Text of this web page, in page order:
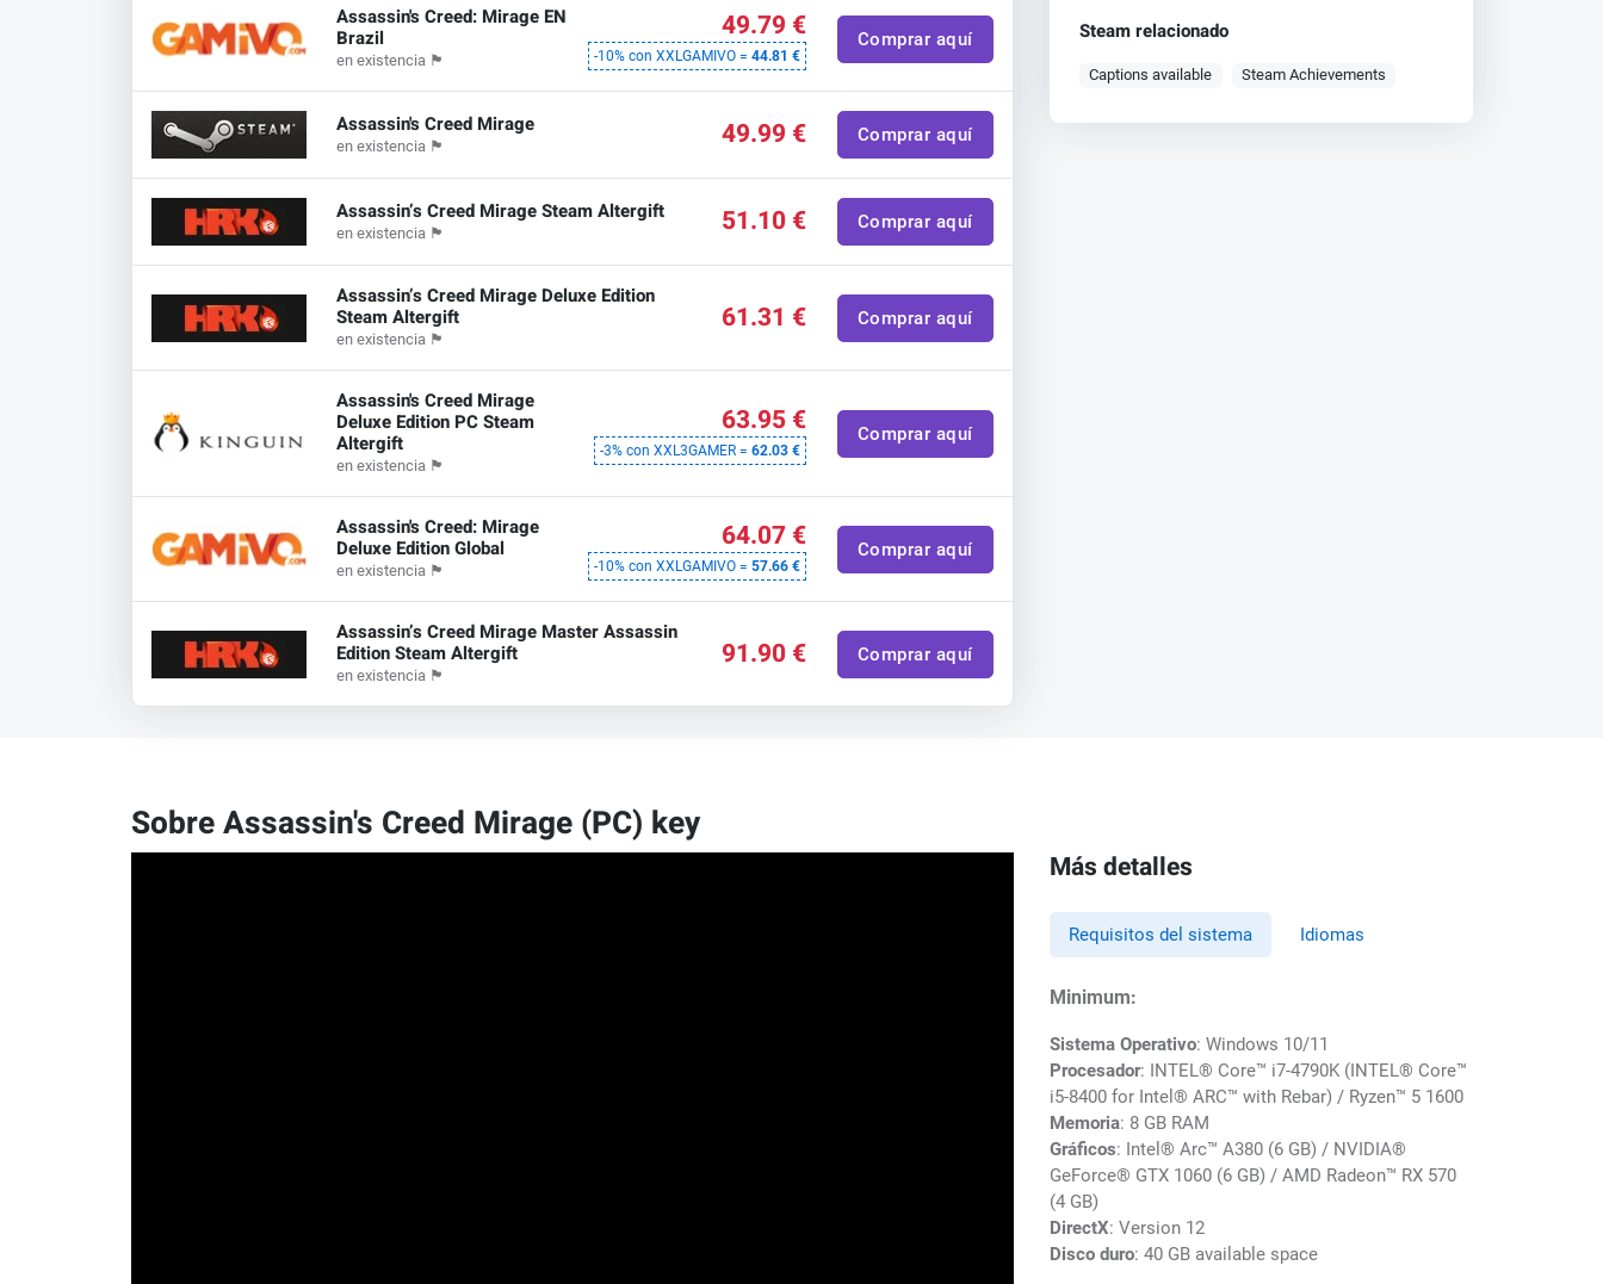
Assassin's Creed: Mirage EN
Brazil
en existencia 🏴
49.79 €
-10% con XXLGAMIVO = 44.81 €
Comprar aquí
Assassin's Creed Mirage
en existencia 🏴 49.99 € Comprar aquí
Assassin’s Creed Mirage Steam Altergift
en existencia 🏴 51.10 € Comprar aquí
Assassin’s Creed Mirage Deluxe Edition
Steam Altergift
en existencia 🏴
61.31 € Comprar aquí
Assassin's Creed Mirage
Deluxe Edition PC Steam
Altergift
en existencia 🏴
63.95 €
-3% con XXL3GAMER = 62.03 €
Comprar aquí
Assassin's Creed: Mirage
Deluxe Edition Global
en existencia 🏴
64.07 €
-10% con XXLGAMIVO = 57.66 €
Comprar aquí
Assassin’s Creed Mirage Master Assassin
Edition Steam Altergift
en existencia 🏴
91.90 € Comprar aquí
Steam relacionado
Captions available Steam Achievements
Sobre Assassin's Creed Mirage (PC) key
Más detalles
Requisitos del sistema Idiomas
Minimum:
Sistema Operativo: Windows 10/11
Procesador: INTEL® Core™ i7-4790K (INTEL® Core™
i5-8400 for Intel® ARC™ with Rebar) / Ryzen™ 5 1600
Memoria: 8 GB RAM
Gráficos: Intel® Arc™ A380 (6 GB) / NVIDIA®
GeForce® GTX 1060 (6 GB) / AMD Radeon™ RX 570
(4 GB)
DirectX: Version 12
Disco duro: 40 GB available space